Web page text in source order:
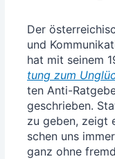
Der
und
hat mit sei­nem
tung zum
ten Anti-
geschrie­ben.
zu geben, zeigt
schen uns
ganz ohne